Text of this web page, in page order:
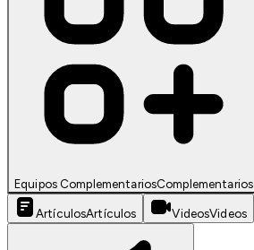
Equipos ComplementariosComplementarios
ArtículosArtículos VideosVideos